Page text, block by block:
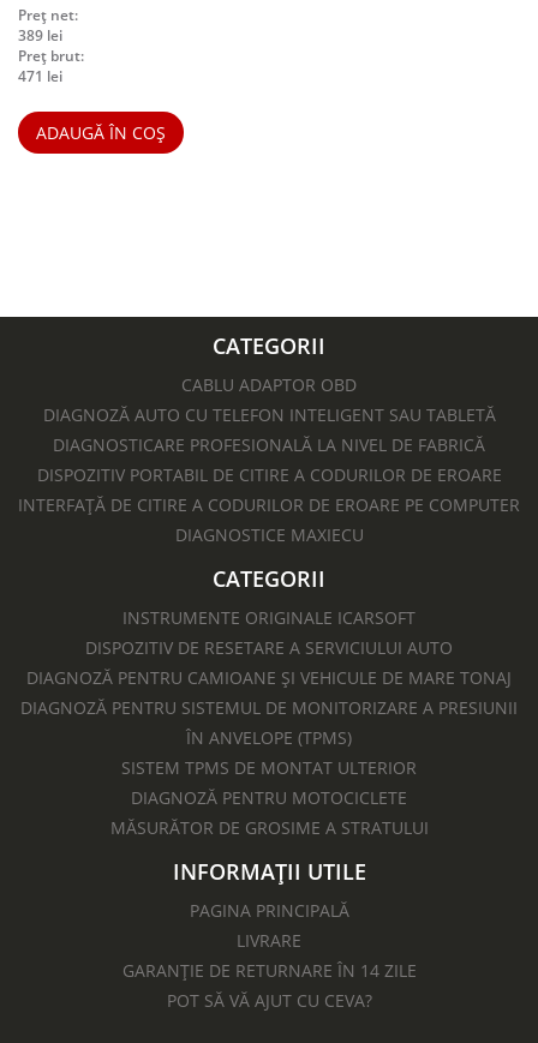
Preț net:
389 lei
Preț brut:
471 lei
ADAUGĂ ÎN COȘ
CATEGORII
CABLU ADAPTOR OBD
DIAGNOZĂ AUTO CU TELEFON INTELIGENT SAU TABLETĂ
DIAGNOSTICARE PROFESIONALĂ LA NIVEL DE FABRICĂ
DISPOZITIV PORTABIL DE CITIRE A CODURILOR DE EROARE
INTERFAȚĂ DE CITIRE A CODURILOR DE EROARE PE COMPUTER
DIAGNOSTICE MAXIECU
CATEGORII
INSTRUMENTE ORIGINALE ICARSOFT
DISPOZITIV DE RESETARE A SERVICIULUI AUTO
DIAGNOZĂ PENTRU CAMIOANE ȘI VEHICULE DE MARE TONAJ
DIAGNOZĂ PENTRU SISTEMUL DE MONITORIZARE A PRESIUNII
ÎN ANVELOPE (TPMS)
SISTEM TPMS DE MONTAT ULTERIOR
DIAGNOZĂ PENTRU MOTOCICLETE​
MĂSURĂTOR DE GROSIME A STRATULUI
INFORMAȚII UTILE
PAGINA PRINCIPALĂ
LIVRARE
GARANȚIE DE RETURNARE ÎN 14 ZILE
POT SĂ VĂ AJUT CU CEVA?